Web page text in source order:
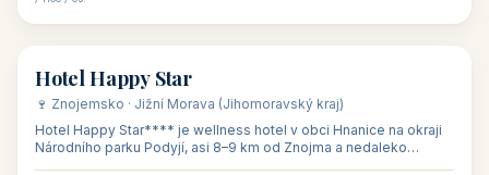
🏨 hotel
Hotel Happy Star
🍷 Znojemsko · Jižní Morava (Jihomoravský kraj)
Hotel Happy Star**** je wellness hotel v obci Hnanice na okraji
Národního parku Podyjí, asi 8–9 km od Znojma a nedaleko